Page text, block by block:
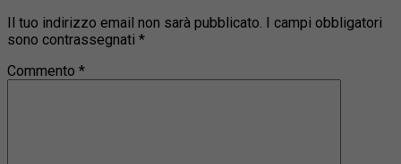
Il tuo indirizzo email non sarà pubblicato. I campi obbligatori
sono contrassegnati *
Commento *